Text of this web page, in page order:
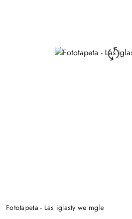
Fototapeta - Las iglasty we mgle